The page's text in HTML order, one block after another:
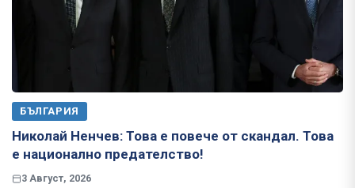
БЪЛГАРИЯ
Николай Ненчев: Това е повече от скандал. Това
е национално предателство!
3 Август, 2026